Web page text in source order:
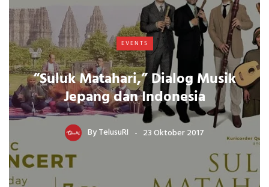
EVENTS
“Suluk Matahari,” Dialog Musik
Jepang dan Indonesia
ByTelusuRI 23 Oktober 2017